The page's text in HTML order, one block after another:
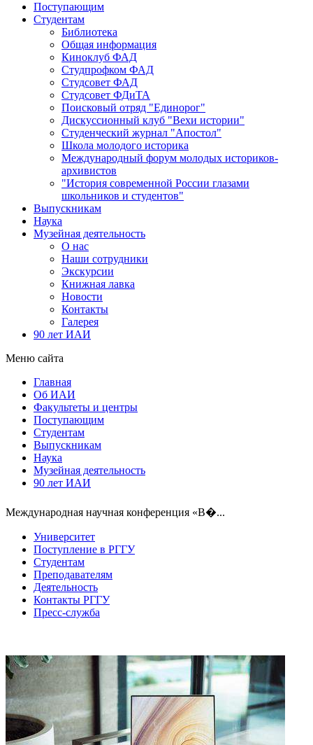
Поступающим
Студентам
Библиотека
Общая информация
Киноклуб ФАД
Студпрофком ФАД
Студсовет ФАД
Студсовет ФДиТА
Поисковый отряд "Единорог"
Дискуссионный клуб "Вехи истории"
Студенческий журнал "Апостол"
Школа молодого историка
Международный форум молодых историков-
архивистов
"История современной России глазами
школьников и студентов"
Выпускникам
Наука
Музейная деятельность
О нас
Наши сотрудники
Экскурсии
Книжная лавка
Новости
Контакты
Галерея
90 лет ИАИ
Меню сайта
Главная
Об ИАИ
Факультеты и центры
Поступающим
Студентам
Выпускникам
Наука
Музейная деятельность
90 лет ИАИ
Международная научная конференция «В�...
Университет
Поступление в РГГУ
Студентам
Преподавателям
Деятельность
Контакты РГГУ
Пресс-служба